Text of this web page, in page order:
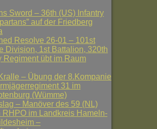
Sword – 36th (US) Infantry
auf der Friedberg
Resolve 26-01 – 101st
Division, 1st Battalion, 320th
Regiment übt im Raum
– Übung der 8.Kompanie
31 im
(Wümme)
– Manöver des 59 (NL)
RHPO im Landkreis Hameln-
–